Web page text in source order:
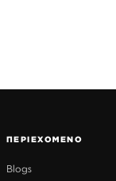
ΠΕΡΙΕΧΟΜΕΝΟ
Blogs